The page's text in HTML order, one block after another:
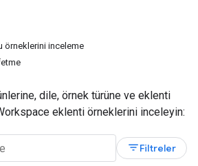
örneklerini inceleme
dile, örnek türüne ve eklenti
eklenti örneklerini inceleyin:
filter_listFiltreler